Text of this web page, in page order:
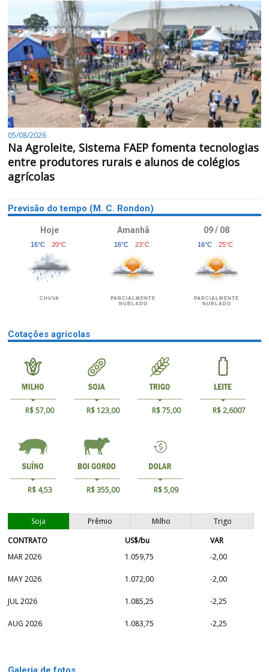
05/08/2026
Na Agroleite, Sistema FAEP fomenta tecnologias
entre produtores rurais e alunos de colégios
agrícolas
Previsão do tempo (M. C. Rondon)
Hoje
16°C 20°C
CHUVA
Amanhã
16°C 23°C
PARCIALMENTE
NUBLADO
09 / 08
16°C 25°C
PARCIALMENTE
NUBLADO
Cotações agrícolas
R$ 57,00 R$ 123,00 R$ 75,00 R$ 2,6007
R$ 4,53 R$ 355,00 R$ 5,09
Soja Prêmio Milho
Trigo
CONTRATO
US$/bu
VAR
MAR 2026
1.059,75 -2,00
MAY 2026 1.072,00 -2,00
JUL 2026 1.085,25 -2,25
AUG 2026 1.083,75 -2,25